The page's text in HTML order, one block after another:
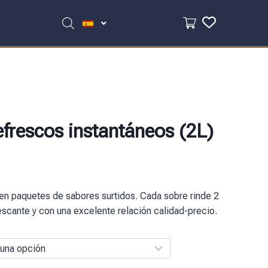
instantáneos (2L)
paquetes de sabores surtidos. Cada sobre rinde 2
y con una excelente relación calidad-precio.